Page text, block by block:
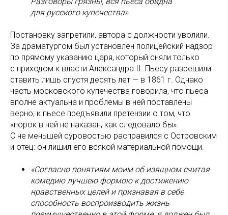
для русского купечества».
Постановку запретили, автора с должности уволили.
За драматургом был установлен полицейский надзор
по прямому указанию царя, который сняли только
с приходом к власти Александра II. Пьесу разрешили
ставить лишь спустя десять лет — в 1861 г. Однако
часть московского купечества говорила, что пьеса
вполне актуальна и проблемы в ней поставлены
верно; к пьесе предъявили претензии о том, что
«порок в ней не наказан, как следовало бы».
С не меньшей суровостью расправился с Островским
и отец: он лишил его всякой материальной помощи.
«Coглacнo пoнятиям мoим oб изящнoм cчитaя
кoмeдию лyчшeю фopмoю к дocтижeнию
нpaвcтвeнныx цeлeй и пpизнaвaя в ceбe
cпocoбнocть вocпpoизвoдить жизнь